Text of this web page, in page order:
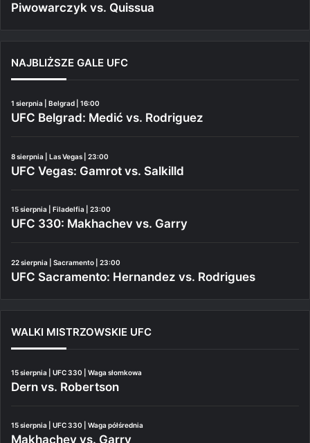
Piwowarczyk vs. Quissua
NAJBLIŻSZE GALE UFC
1 sierpnia | Belgrad | 16:00
UFC Belgrad: Medić vs. Rodriguez
8 sierpnia | Las Vegas | 23:00
UFC Vegas: Gamrot vs. Salkilld
15 sierpnia | Filadelfia | 23:00
UFC 330: Makhachev vs. Garry
22 sierpnia | Sacramento | 23:00
UFC Sacramento: Hernandez vs. Rodrigues
WALKI MISTRZOWSKIE UFC
15 sierpnia | UFC 330 | Waga słomkowa
Dern vs. Robertson
15 sierpnia | UFC 330 | Waga półśrednia
Makhachev vs. Garry